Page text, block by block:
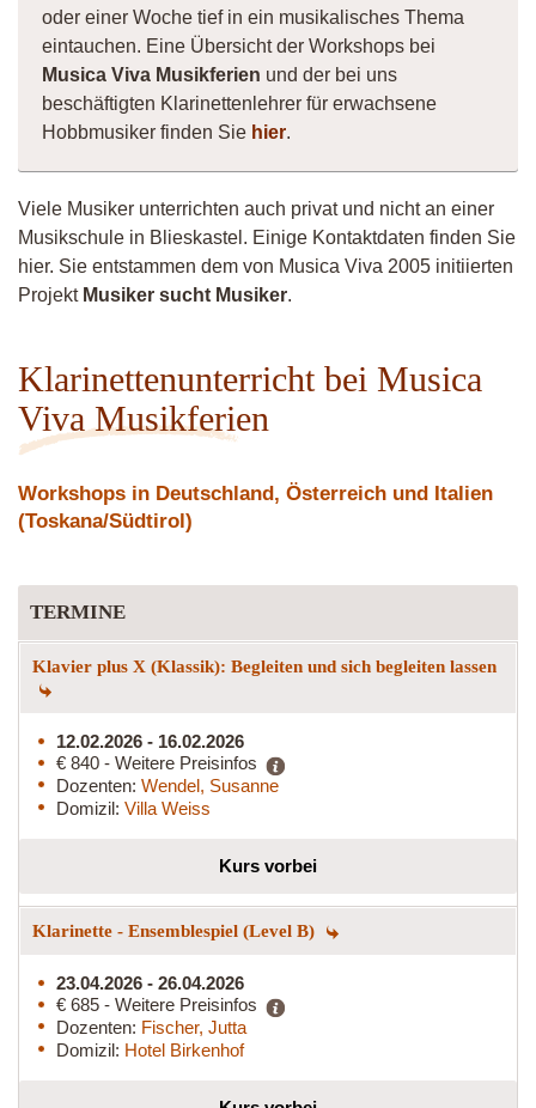
oder einer Woche tief in ein musikalisches Thema
eintauchen. Eine Übersicht der Workshops bei
Musica Viva Musikferien und der bei uns
beschäftigten Klarinettenlehrer für erwachsene
Hobbmusiker finden Sie hier.
Viele Musiker unterrichten auch privat und nicht an einer
Musikschule in Blieskastel. Einige Kontaktdaten finden Sie
hier. Sie entstammen dem von Musica Viva 2005 initiierten
Projekt Musiker sucht Musiker.
Klarinettenunterricht bei Musica
Viva Musikferien
Workshops in Deutschland, Österreich und Italien
(Toskana/Südtirol)
TERMINE
Klavier plus X (Klassik): Begleiten und sich begleiten lassen
12.02.2026 - 16.02.2026
€ 840 - Weitere Preisinfos
Dozenten: Wendel, Susanne
Domizil: Villa Weiss
Kurs vorbei
Klarinette - Ensemblespiel (Level B)
23.04.2026 - 26.04.2026
€ 685 - Weitere Preisinfos
Dozenten: Fischer, Jutta
Domizil: Hotel Birkenhof